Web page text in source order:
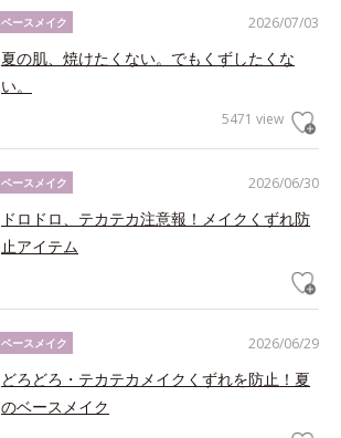
2026/07/03
ベースメイク
夏の肌、焼けたくない。でもくずしたくな
い。
5471 view
2026/06/30
ベースメイク
ドロドロ、テカテカ注意報！メイクくずれ防
止アイテム
2026/06/29
ベースメイク
どろどろ・テカテカメイクくずれを防止！夏
のベースメイク